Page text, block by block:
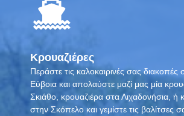
Κρουαζιέρες
Περάστε τις καλοκαιρινές σας διακοπές
Εύβοια και απολαύστε μαζί μας μία
Σκιάθο, κρουαζιέρα στα Λιχαδονήσια, ή
στην Σκόπελο και γεμίστε τις βαλίτσες